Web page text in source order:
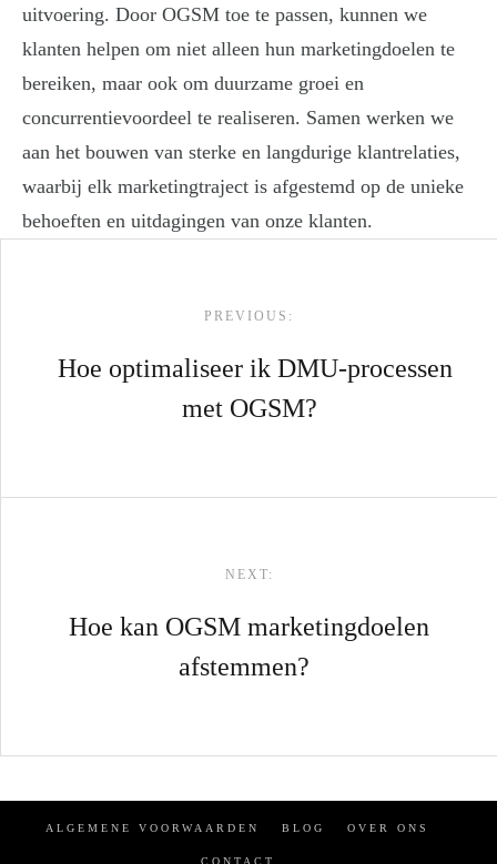
uitvoering. Door OGSM toe te passen, kunnen we
klanten helpen om niet alleen hun marketingdoelen te
bereiken, maar ook om duurzame groei en
concurrentievoordeel te realiseren. Samen werken we
aan het bouwen van sterke en langdurige klantrelaties,
waarbij elk marketingtraject is afgestemd op de unieke
behoeften en uitdagingen van onze klanten.
PREVIOUS:
Hoe optimaliseer ik DMU-processen
met OGSM?
NEXT:
Hoe kan OGSM marketingdoelen
afstemmen?
ALGEMENE VOORWAARDEN BLOG OVER ONS
CONTACT